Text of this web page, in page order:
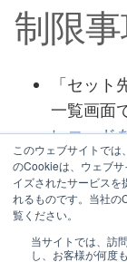
このウェブサイトで
のCookieは、ウェブ
イズされたサービスを
れるものです。当社の
覧ください。
当サイトでは、訪
し、お客様が何度
制限
「セッ
一覧画面
レコード
で始まる
の条件で
ん。